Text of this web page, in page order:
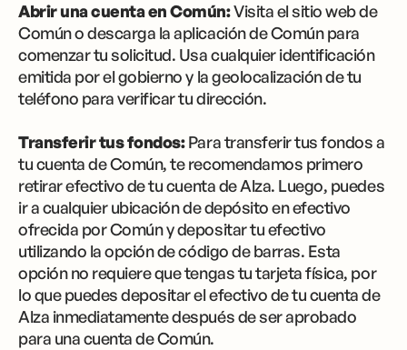
Abrir una cuenta en Común:Visita el sitio web de
Común o descarga la aplicación de Común para
comenzar tu solicitud. Usa cualquier identificación
emitida por el gobierno y la geolocalización de tu
teléfono para verificar tu dirección.
Transferir tus fondos:Para transferir tus fondos a
tu cuenta de Común, te recomendamos primero
retirar efectivo de tu cuenta de Alza. Luego, puedes
ir a cualquier ubicación de depósito en efectivo
ofrecida por Común y depositar tu efectivo
utilizando la opción de código de barras. Esta
opción no requiere que tengas tu tarjeta física, por
lo que puedes depositar el efectivo de tu cuenta de
Alza inmediatamente después de ser aprobado
para una cuenta de Común.